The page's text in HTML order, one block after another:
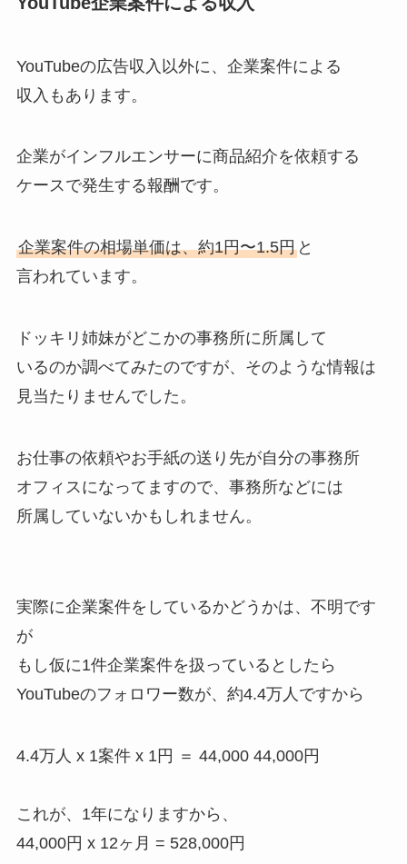
YouTubeの広告収入以外に、企業案件による
収入もあります。
企業がインフルエンサーに商品紹介を依頼する
ケースで発生する報酬です。
企業案件の相場単価は、約1円〜1.5円と
言われています。
ドッキリ姉妹がどこかの事務所に所属して
いるのか調べてみたのですが、そのような情報は
見当たりませんでした。
お仕事の依頼やお手紙の送り先が自分の事務所
オフィスになってますので、事務所などには
所属していないかもしれません。
実際に企業案件をしているかどうかは、不明です
が
もし仮に1件企業案件を扱っているとしたら
YouTubeのフォロワー数が、約4.4万人ですから
4.4万人 x 1案件 x 1円 ＝ 44,000 44,000円
これが、1年になりますから、
44,000円 x 12ヶ月 = 528,000円